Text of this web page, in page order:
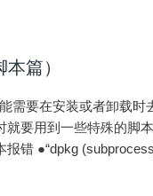
篇）
要用到一些特殊的脚
研发人员常常会用到的脚本。常见维护